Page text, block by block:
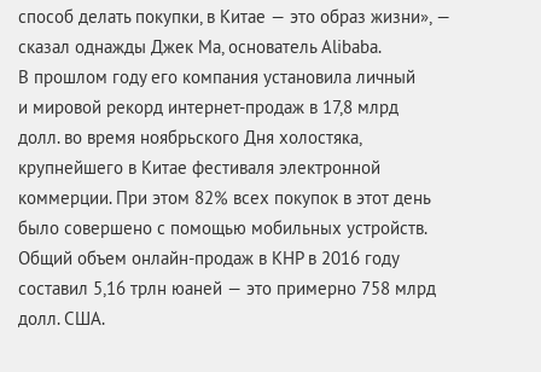
способ делать покупки, в Китае — это образ жизни», —
сказал однажды Джек Ма, основатель Alibaba.
В прошлом году его компания установила личный
и мировой рекорд интернет-продаж в 17,8 млрд
долл. во время ноябрьского Дня холостяка,
крупнейшего в Китае фестиваля электронной
коммерции. При этом 82% всех покупок в этот день
было совершено с помощью мобильных устройств.
Общий объем онлайн-продаж в КНР в 2016 году
составил 5,16 трлн юаней — это примерно 758 млрд
долл. США.